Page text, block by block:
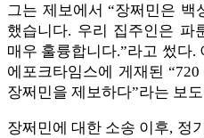
그는 제보에서 “장쩌민은 백
했습니다. 우리 집주인은 파
매우 훌륭합니다.”라고 썼다.
에포크타임스에 게재된
장쩌민을 제보하다”라는 보
장쩌민에 대한 소송 이후, 정